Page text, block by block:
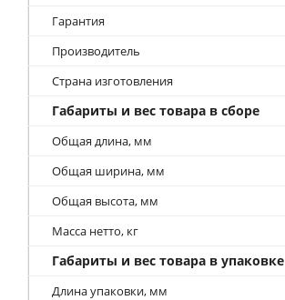
Гарантия
Производитель
Страна изготовления
Габариты и вес товара в сборе
Общая длина, мм
Общая ширина, мм
Общая высота, мм
Масса нетто, кг
Габариты и вес товара в упаковке
Длина упаковки, мм